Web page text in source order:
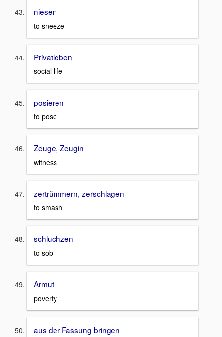
niesen
to sneeze
Privatleben
social life
posieren
to pose
Zeuge, Zeugin
witness
zertrümmern, zerschlagen
to smash
schluchzen
to sob
Armut
poverty
aus der Fassung bringen